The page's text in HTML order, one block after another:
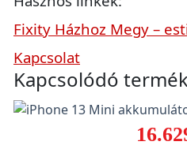
Fixity Házhoz Megy –
Kapcsolat
Kapcsolódó